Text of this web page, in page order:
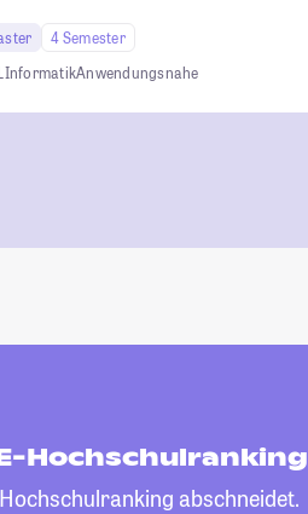
4 Semester
InformatikAnwendungsnahe
Hochschulranking
abschneidet.